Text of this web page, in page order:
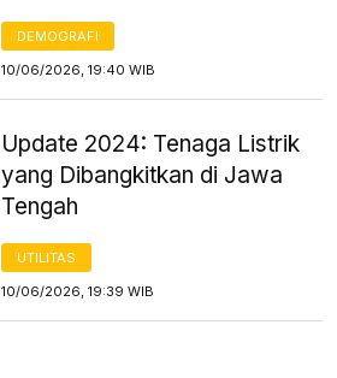
DEMOGRAFI
10/06/2026, 19:40 WIB
Update 2024: Tenaga Listrik
yang Dibangkitkan di Jawa
Tengah
UTILITAS
10/06/2026, 19:39 WIB